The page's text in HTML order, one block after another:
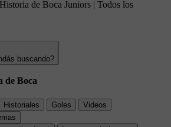
de Boca Juniors | Todos los
buscando?
de Boca
Historiales Goles
Videos